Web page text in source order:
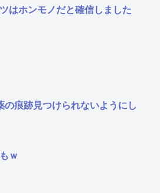
はホンモノだと確信しました
の痕跡見つけられないようにし
ｗ